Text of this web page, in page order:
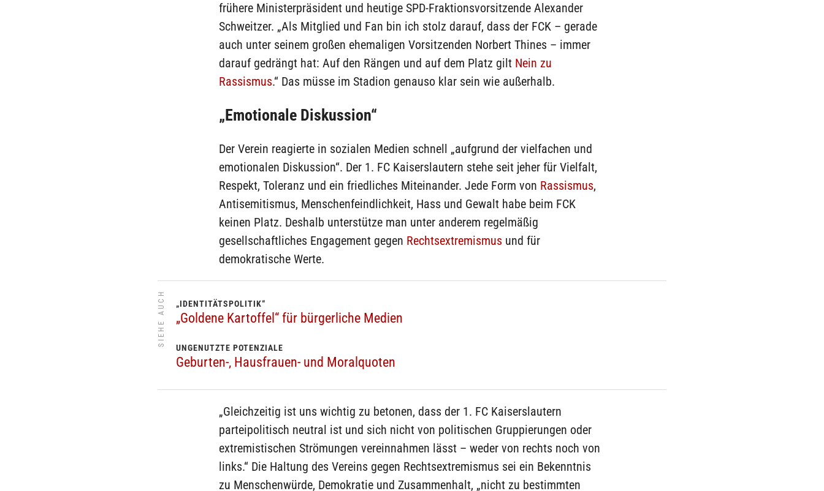
frühere Ministerpräsident und heutige SPD-Fraktionsvorsitzende Alexander
Schweitzer. „Als Mitglied und Fan bin ich stolz darauf, dass der FCK – gerade
auch unter seinem großen ehemaligen Vorsitzenden Norbert Thines – immer
darauf gedrängt hat: Auf den Rängen und auf dem Platz gilt Nein zu
Rassismus.“ Das müsse im Stadion genauso klar sein wie außerhalb.
„Emotionale Diskussion“
Der Verein reagierte in sozialen Medien schnell „aufgrund der vielfachen und
emotionalen Diskussion“. Der 1. FC Kaiserslautern stehe seit jeher für Vielfalt,
Respekt, Toleranz und ein friedliches Miteinander. Jede Form von Rassismus,
Antisemitismus, Menschenfeindlichkeit, Hass und Gewalt habe beim FCK
keinen Platz. Deshalb unterstütze man unter anderem regelmäßig
gesellschaftliches Engagement gegen Rechtsextremismus und für
demokratische Werte.
SIEHE AUCH „IDENTITÄTSPOLITIK“
„Goldene Kartoffel“ für bürgerliche Medien
UNGENUTZTE POTENZIALE
Geburten-, Hausfrauen- und Moralquoten
„Gleichzeitig ist uns wichtig zu betonen, dass der 1. FC Kaiserslautern
parteipolitisch neutral ist und sich nicht von politischen Gruppierungen oder
extremistischen Strömungen vereinnahmen lässt – weder von rechts noch von
links.“ Die Haltung des Vereins gegen Rechtsextremismus sei ein Bekenntnis
zu Menschenwürde, Demokratie und Zusammenhalt, „nicht zu bestimmten